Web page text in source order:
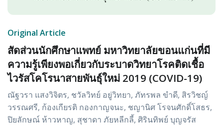
Original Article
สัดส่วนนักศึกษาแพทย์ มหาวิทยาลัยขอนแก่นที่มี
ความรู้เพียงพอเกี่ยวกับระบาดวิทยาโรคติดเชื้อ
ไวรัสโคโรนาสายพันธุ์ใหม่ 2019 (COVID-19)
ณัฐวรา แสงวิจิตร, ชวัลวิทย์ อยู่วิทยา, ภัทรพล ขำดี, สิรวิชญ์
วรรณศรี, ก้องเกียรติ กองกาญจนะ, ชญานิศ โรจนศักดิ์โสธร,
ปิยลักษณ์ ห้าวหาญ, สุชาดา ภัยหลีกลี้, ศิรินทิพย์ บุญจรัส